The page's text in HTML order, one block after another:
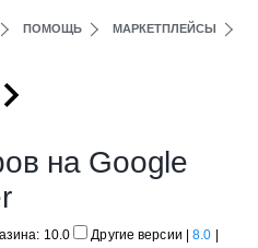
ПОМОЩЬ МАРКЕТПЛЕЙСЫ
на Google
10.0 Другие версии |8.0